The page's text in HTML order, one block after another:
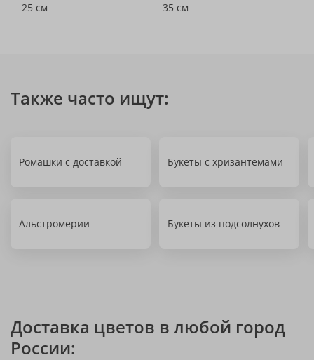
25 см
35 см
Также часто ищут:
Ромашки с доставкой Букеты с хризантемами
Альстромерии Букеты из подсолнухов
Доставка цветов в любой город
России: